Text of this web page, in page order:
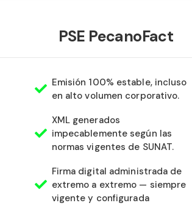
PSE PecanoFact
Emisión 100% estable, incluso
en alto volumen corporativo.
XML generados
impecablemente según las
normas vigentes de SUNAT.
Firma digital administrada de
extremo a extremo — siempre
vigente y configurada